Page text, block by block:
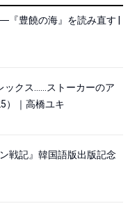
『豊饒の海』を読み直す |
ックス……ストーカーのア
）｜高橋ユキ
戦記』韓国語版出版記念